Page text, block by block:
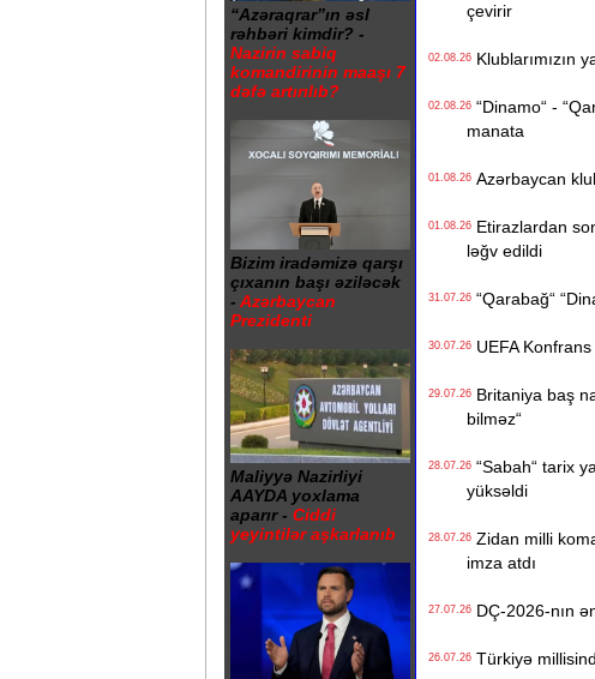
“Azəraqrar”ın əsl
rəhbəri kimdir? -
Nazirin sabiq
komandirinin maaşı 7
dəfə artırılıb?
Bizim iradəmizə qarşı
çıxanın başı əziləcək
- Azərbaycan
Prezidenti
Maliyyə Nazirliyi
AAYDA yoxlama
aparır - Ciddi
yeyintilər aşkarlanıb
çevirir
02.08.26Klublarımızın
02.08.26“Dinamo“ -
manata
01.08.26Azərbaycan
01.08.26Etirazlardan
ləğv edildi
31.07.26“Qarabağ“
30.07.26UEFA Konfrans
29.07.26Britaniya baş
bilməz“
28.07.26“Sabah“ tarix
yüksəldi
28.07.26Zidan milli
imza atdı
27.07.26DÇ-2026-nın
26.07.26Türkiyə